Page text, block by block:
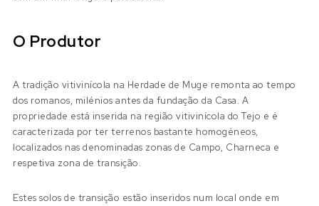
O Produtor
A tradição vitivinícola na Herdade de Muge remonta ao tempo
dos romanos, milénios antes da fundação da Casa. A
propriedade está inserida na região vitivinícola do Tejo e é
caracterizada por ter terrenos bastante homogéneos,
localizados nas denominadas zonas de Campo, Charneca e
respetiva zona de transição.
Estes solos de transição estão inseridos num local onde em